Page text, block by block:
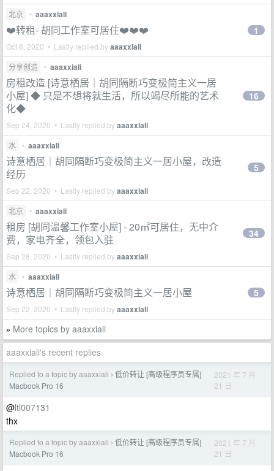
北京 • aaaxxiali
❤️转租- 胡同工作室可居住❤️❤️❤️
Oct 8, 2020 • Lastly replied byaaaxxiali
1
分享创造 • aaaxxiali
房租改造 [诗意栖居｜胡同隔断巧变极简主义一居
小屋] ◆ 只是不想将就生活，所以竭尽所能的艺术
化◆
Sep 24, 2020 • Lastly replied byaaaxxiali
16
水 • aaaxxiali
诗意栖居｜胡同隔断巧变极简主义一居小屋，改造
经历
Sep 22, 2020 • Lastly replied byaaaxxiali
5
北京 • aaaxxiali
租房 [胡同温馨工作室小屋] - 20㎡可居住，无中介
费，家电齐全，领包入驻
Sep 28, 2020 • Lastly replied byaaaxxiali
34
水 • aaaxxiali
诗意栖居｜胡同隔断巧变极简主义一居小屋
Sep 22, 2020 • Lastly replied byaaaxxiali
5
» More topics by aaaxxiali
aaaxxiali's recent replies
Replied to a topic by aaaxxiali › 低价转让 [高级程序员专属]
Macbook Pro 16
2021 年 7 月
21 日
@ltl007131
thx
Replied to a topic by aaaxxiali › 低价转让 [高级程序员专属]
Macbook Pro 16
2021 年 7 月
21 日